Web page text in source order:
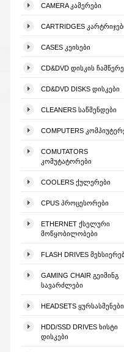
CAMERA ᲙᲐᲛᲔᲠᲔᲑᲘ
CARTRIDGES
CASES ᲙᲔᲘᲡᲔᲑᲘ
CD&DVD ᲓᲘᲡᲙᲘᲡ
CD&DVD DISKS ᲓᲘᲡᲙᲔᲑᲘ
CLEANERS ᲡᲐᲬᲛᲔᲜᲓᲔᲑᲘ
COMPUTERS
COMUTATORS
ᲙᲝᲛᲣᲢᲐᲢᲝᲠᲔᲑᲘ
COOLERS ᲥᲣᲚᲔᲠᲔᲑᲘ
CPUS ᲞᲠᲝᲪᲔᲡᲝᲠᲔᲑᲘ
ETHERNET ᲥᲡᲔᲚᲣᲠᲘ
ᲛᲝᲬᲧᲝᲑᲘᲚᲝᲑᲔᲑᲘ
FLASH DRIVES
GAMING CHAIR ᲒᲔᲘᲛᲘᲜᲒ
ᲡᲐᲕᲐᲠᲫᲚᲔᲑᲘ
HEADSETS ᲧᲣᲠᲡᲐᲡᲛᲔᲜᲔᲑᲘ
HDD/SSD DRIVES ᲮᲘᲡᲢᲘ
ᲓᲘᲡᲙᲔᲑᲘ